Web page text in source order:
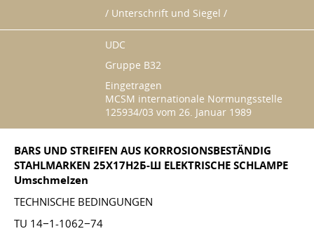
/ Unterschrift und Siegel /
UDC
Gruppe B32
Eingetragen
MCSM internationale Normungsstelle
125934/03 vom 26. Januar 1989
BARS UND STREIFEN AUS KORROSIONSBESTÄNDIG
STAHLMARKEN 25Х17Н2Б-Ш ELEKTRISCHE SCHLAMPE
Umschmelzen
TECHNISCHE BEDINGUNGEN
TU 14−1-1062−74